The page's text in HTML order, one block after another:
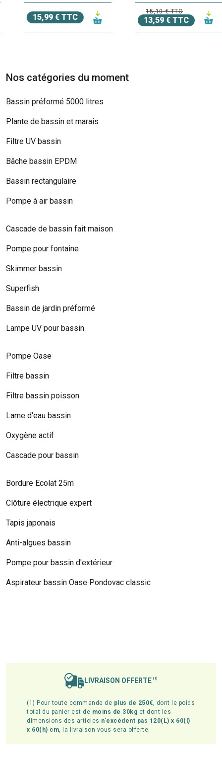
15,10 € TTC
13,59 € TTC 15,99 € TTC
Nos catégories du moment
Bassin préformé 5000 litres
Plante de bassin et marais
Filtre UV bassin
Bâche bassin EPDM
Bassin rectangulaire
Pompe à air bassin
Cascade de bassin fait maison
Pompe pour fontaine
Skimmer bassin
Superfish
Bassin de jardin préformé
Lampe UV pour bassin
Pompe Oase
Filtre bassin
Filtre bassin poisson
Lame d'eau bassin
Oxygène actif
Cascade pour bassin
Bordure Ecolat 25m
Clôture électrique expert
Tapis japonais
Anti-algues bassin
Pompe pour bassin d'extérieur
Aspirateur bassin Oase Pondovac classic
LIVRAISON OFFERTE (1)
(1) Pour toute commande de plus de 250€, dont le poids
total du panier est de moins de 30kg et dont les
dimensions des articles n'excèdent pas 120(L) x 60(l)
x 60(h) cm, la livraison vous sera offerte.